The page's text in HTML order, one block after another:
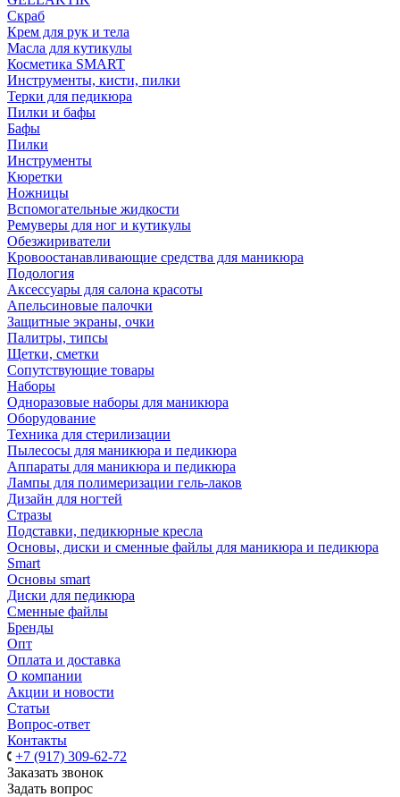
Скраб
Крем для рук и тела
Масла для кутикулы
Косметика SMART
Инструменты, кисти, пилки
Терки для педикюра
Пилки и бафы
Бафы
Пилки
Инструменты
Кюретки
Ножницы
Вспомогательные жидкости
Ремуверы для ног и кутикулы
Обезжириватели
Кровоостанавливающие средства для маникюра
Подология
Аксессуары для салона красоты
Апельсиновые палочки
Защитные экраны, очки
Палитры, типсы
Щетки, сметки
Сопутствующие товары
Наборы
Одноразовые наборы для маникюра
Оборудование
Техника для стерилизации
Пылесосы для маникюра и педикюра
Аппараты для маникюра и педикюра
Лампы для полимеризации гель-лаков
Дизайн для ногтей
Стразы
Подставки, педикюрные кресла
Основы, диски и сменные файлы для маникюра и педикюра
Smart
Основы smart
Диски для педикюра
Сменные файлы
Бренды
Опт
Оплата и доставка
О компании
Акции и новости
Статьи
Вопрос-ответ
Контакты
+7 (917) 309-62-72
Заказать звонок
Задать вопрос